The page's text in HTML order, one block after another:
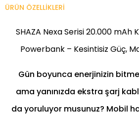
ÜRÜN ÖZELLIKLERI
SHAZA Nexa Serisi 20.000 mAh
Powerbank – Kesintisiz Güç,
Gün boyunca enerjinizin
ama yanınızda ekstra şarj
da yoruluyor musunuz? Mobil